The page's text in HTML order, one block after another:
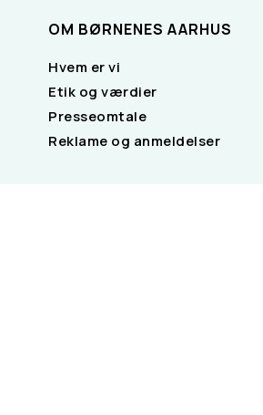
OM BØRNENES AARHUS
Hvem er vi
Etik og værdier
Presseomtale
Reklame og anmeldelser